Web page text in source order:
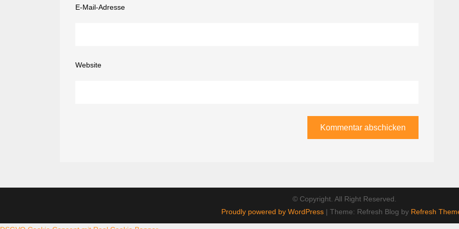
E-Mail-Adresse
Website
© Copyright. All Right Reserved.
Proudly powered by WordPress | Theme: Refresh Blog by Refresh